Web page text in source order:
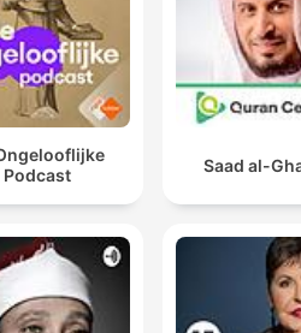
Podcast
Saad al-